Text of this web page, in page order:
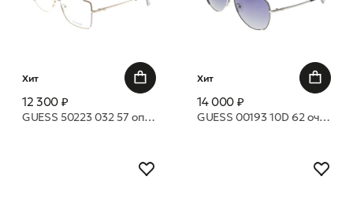
Хит
12 300 ₽
GUESS 50223 032 57 оправа
Хит
14 000 ₽
GUESS 00193 10D 62 очки с/з